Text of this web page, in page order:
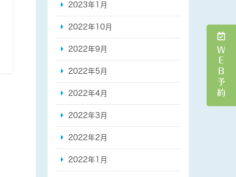
ＷＥＢ予約
2023年1月
2022年10月
2022年9月
2022年5月
2022年4月
2022年3月
2022年2月
2022年1月